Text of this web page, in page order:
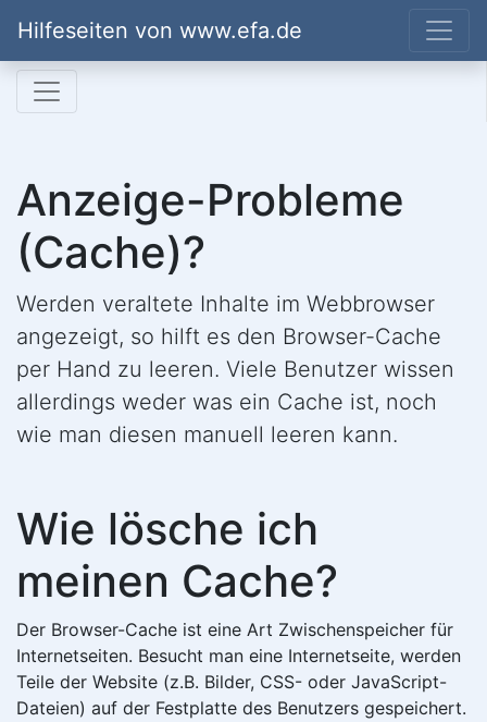
Hilfeseiten von www.efa.de
Anzeige-Probleme
(Cache)?
Werden veraltete Inhalte im Webbrowser
angezeigt, so hilft es den Browser-Cache
per Hand zu leeren. Viele Benutzer wissen
allerdings weder was ein Cache ist, noch
wie man diesen manuell leeren kann.
Wie lösche ich
meinen Cache?
Der Browser-Cache ist eine Art Zwischenspeicher für
Internetseiten. Besucht man eine Internetseite, werden
Teile der Website (z.B. Bilder, CSS- oder JavaScript-
Dateien) auf der Festplatte des Benutzers gespeichert.